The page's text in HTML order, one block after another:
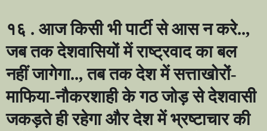
१६ . आज किसी भी पार्टी से आस न करे..,
जब तक देशवासियों में राष्ट्रवाद का बल
नहीं जागेगा..,तब तक देश में सत्ताखोरों-
माफिया-नौकरशाही के गठ जोड़ से देशवासी
जकड़ते ही रहेगा और देश में भ्रष्टाचार की